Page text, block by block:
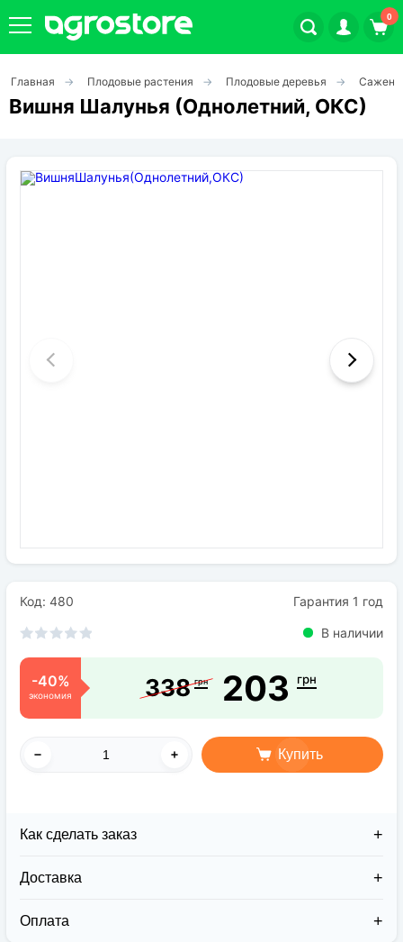
0
Плодовые кустарники
Главная Плодовые растения Плодовые деревья
Вишня Шалунья (Однолетний, ОКС)
Код: 480 Гарантия 1 год
В наличии
-40%
экономия 338 грн 203 грн
Купить
Как сделать заказ
Доставка
курьерскими службами:
Оплата